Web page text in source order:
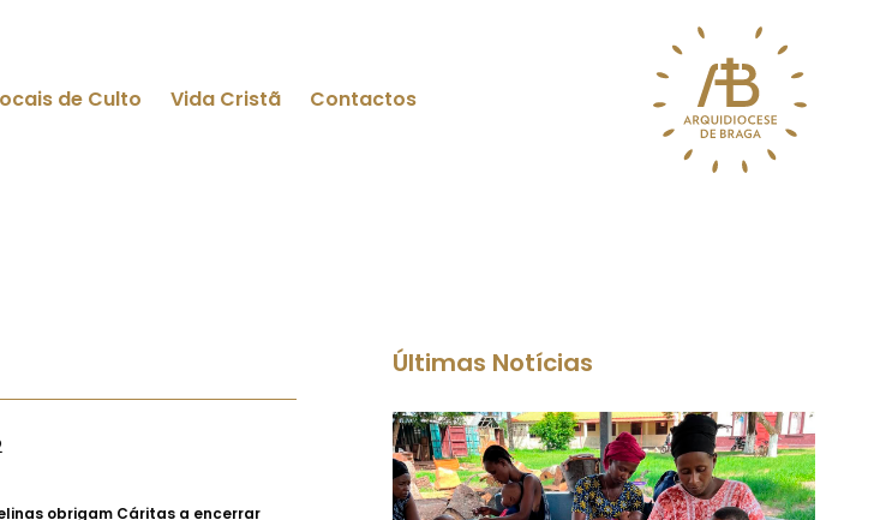
de Culto Vida Cristã Contactos
obrigam Cáritas a encerrar
Últimas Notícias